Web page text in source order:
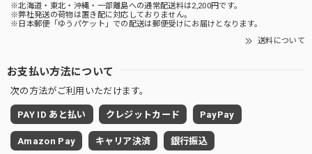
※北海道・東北・沖縄・一部離島への通常配送料は2,200円です。
※弊社発送の荷物は置き配に対応しておりません。
※日本郵便「ゆうパケット」での配送は郵便受けにお届けとなります。
送料について
お支払い方法について
次の方法がご利用いただけます。
PAY ID あと払い クレジットカード PayPay
Amazon Pay キャリア決済 銀行振込